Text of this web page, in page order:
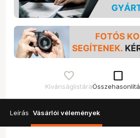
Kívánságlistára
check_box_outline_blank
Leírás Vásárlói vélemények